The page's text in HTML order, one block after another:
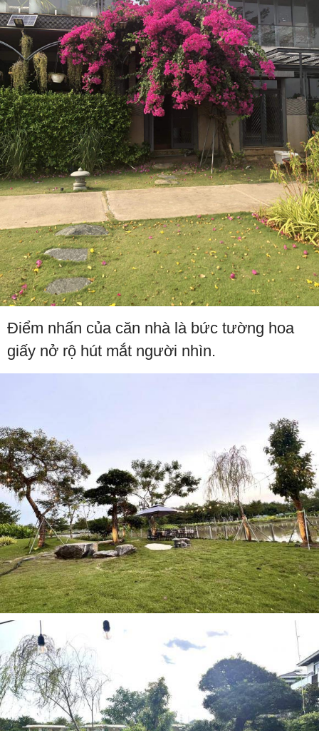
Điểm nhấn của căn nhà là bức tường hoa
giấy nở rộ hút mắt người nhìn.